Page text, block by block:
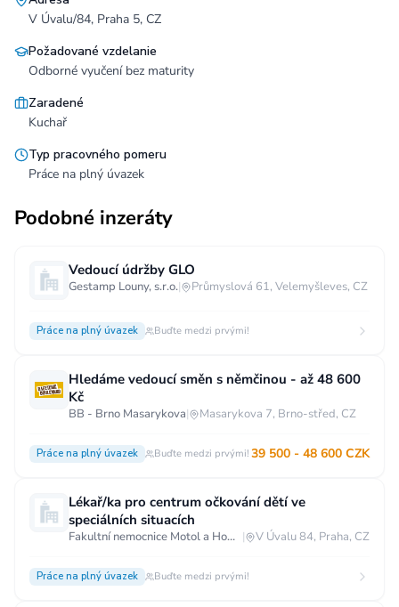
V Úvalu/84, Praha 5, CZ
Požadované vzdelanie
Odborné vyučení bez maturity
Zaradené
Kuchař
Typ pracovného pomeru
Práce na plný úvazek
Podobné inzeráty
Vedoucí údržby GLO
Gestamp Louny, s.r.o.| Průmyslová 61, Velemyšleves, CZ
Práce na plný úvazek Buďte medzi prvými!
Hledáme vedoucí směn s němčinou - až 48 600
Kč
BB - Brno Masarykova| Masarykova 7, Brno-střed, CZ
Práce na plný úvazek Buďte medzi prvými! 39 500 - 48 600 CZK
Lékař/ka pro centrum očkování dětí ve
speciálních situacích
Fakultní nemocnice Motol a Homolka | V Úvalu 84, Praha, CZ
Práce na plný úvazek Buďte medzi prvými!